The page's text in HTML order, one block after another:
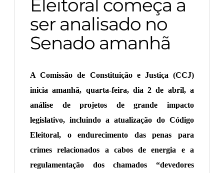
Eleitoral começa a
ser analisado no
Senado amanhã
A Comissão de Constituição e Justiça (CCJ)
inicia amanhã, quarta-feira, dia 2 de abril, a
análise de projetos de grande impacto
legislativo, incluindo a atualização do Código
Eleitoral, o endurecimento das penas para
crimes relacionados a cabos de energia e a
regulamentação dos chamados “devedores